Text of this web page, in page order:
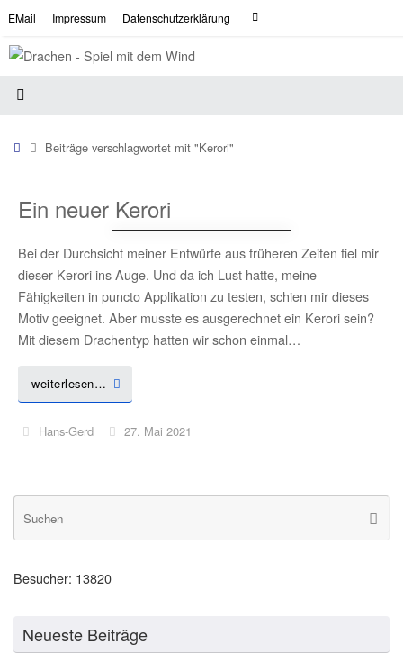
springen
EMail Impressum Datenschutzerklärung Suchen
StartBeiträge verschlagwortet mit "Kerori"
Ein neuer Kerori
Bei der Durchsicht meiner Entwürfe aus früheren Zeiten fiel mir
dieser Kerori ins Auge. Und da ich Lust hatte, meine
Fähigkeiten in puncto Applikation zu testen, schien mir dieses
Motiv geeignet. Aber musste es ausgerechnet ein Kerori sein?
Mit diesem Drachentyp hatten wir schon einmal…
weiterlesen…
Hans-Gerd 27. Mai 2021
Besucher: 13820
Neueste Beiträge